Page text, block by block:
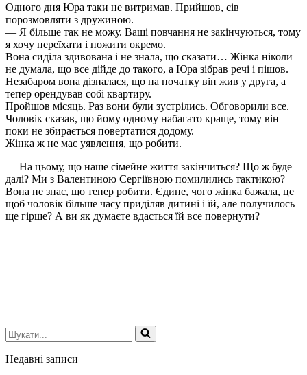
Одного дня Юра таки не витримав. Прийшов, сів
порозмовляти з дружиною.
— Я більше так не можу. Ваші повчання не закінчуються, тому
я хочу переїхати і пожити окремо.
Вона сиділа здивована і не знала, що сказати… Жінка ніколи
не думала, що все дійде до такого, а Юра зібрав речі і пішов.
Незабаром вона дізналася, що на початку він жив у друга, а
тепер орендував собі квартиру.
Пройшов місяць. Раз вони були зустрілись. Обговорили все.
Чоловік сказав, що йому одному набагато краще, тому він
поки не збирається повертатися додому.
Жінка ж не має уявлення, що робити.
— На цьому, що наше сімейне життя закінчиться? Що ж буде
далі? Ми з Валентиною Сергіївною помилились тактикою?
Вона не знає, що тепер робити. Єдине, чого жінка бажала, це
щоб чоловік більше часу приділяв дитині і їй, але получилось
ще гірше? А ви як думаєте вдасться їй все повернути?
Шукати...
Недавні записи